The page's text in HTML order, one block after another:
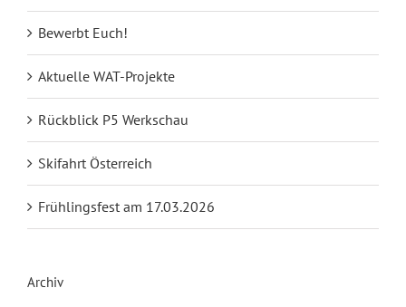
Bewerbt Euch!
Aktuelle WAT-Projekte
Rückblick P5 Werkschau
Skifahrt Österreich
Frühlingsfest am 17.03.2026
Archiv